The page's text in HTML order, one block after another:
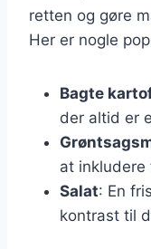
retten og gøre
Her er nogle
Bagte
der altid er
at inkludere
Salat: En
kontrast til